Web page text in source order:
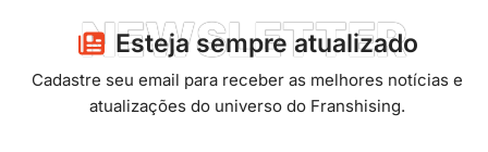
NEWSLETTER
Esteja sempre atualizado​
Cadastre seu email para receber as melhores notícias e
atualizações do universo do Franshising.